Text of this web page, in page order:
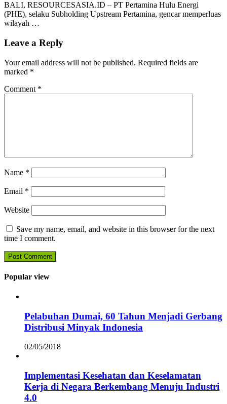
BALI, RESOURCESASIA.ID – PT Pertamina Hulu Energi
(PHE), selaku Subholding Upstream Pertamina, gencar memperluas
wilayah …
Leave a Reply
Your email address will not be published. Required fields are
marked *
Comment *
Name *
Email *
Website
Save my name, email, and website in this browser for the next
time I comment.
Popular view
Pelabuhan Dumai, 60 Tahun Menjadi Gerbang
Distribusi Minyak Indonesia
02/05/2018
Implementasi Kesehatan dan Keselamatan
Kerja di Negara Berkembang Menuju Industri
4.0